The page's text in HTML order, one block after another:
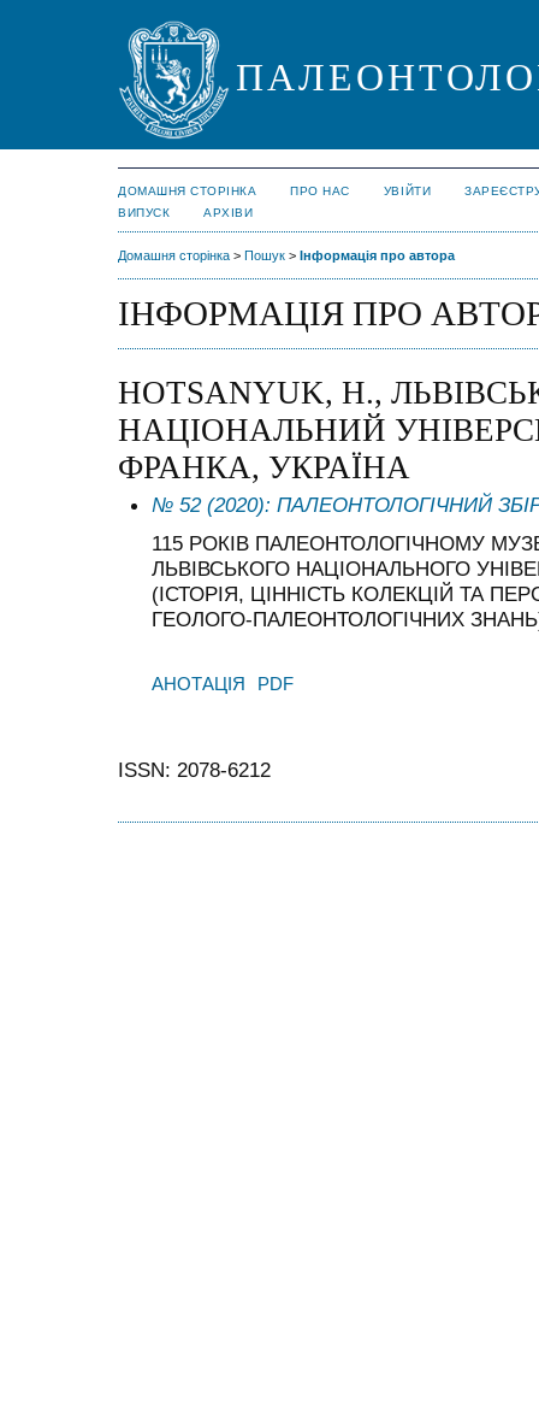
ДОМАШНЯ СТОРІНКА ПРО НАС УВІЙТИ
ВИПУСК
АРХІВИ
Домашня сторінка > Пошук > Інформація про автора
ІНФОРМАЦІЯ ПРО
HOTSANYUK, H.,
НАЦІОНАЛЬНИЙ
ФРАНКА, УКРАЇНА
№ 52 (2020): ПАЛЕОНТОЛОГІЧНИЙ
115 РОКІВ ПАЛЕОНТОЛОГІЧНОМУ
ЛЬВІВСЬКОГО НАЦІОНАЛЬНОГО
(ІСТОРІЯ, ЦІННІСТЬ КОЛЕКЦІЙ ТА
ГЕОЛОГО-ПАЛЕОНТОЛОГІЧНИХ
АНОТАЦІЯ PDF
ISSN: 2078-6212